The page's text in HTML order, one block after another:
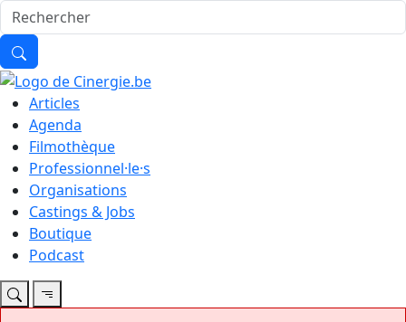
Articles
Agenda
Filmothèque
Professionnel·le·s
Organisations
Castings & Jobs
Boutique
Podcast